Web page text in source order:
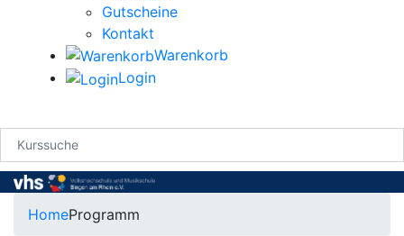
Gutscheine
Kontakt
Warenkorb
Login
HomeProgramm